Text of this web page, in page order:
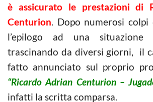
è assicurato le prestazioni di
Centurion. Dopo numerosi colpi
l’epilogo ad una
trascinando da diversi giorni, il
fatto annunciato sul proprio
“Ricardo Adrian Centurion –
infatti la scritta comparsa.